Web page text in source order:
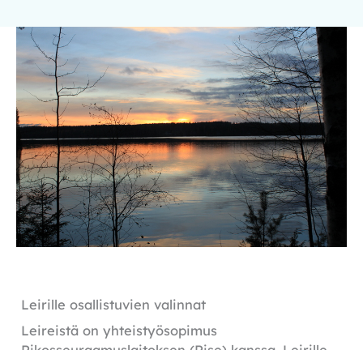
Leirille osallistuvien valinnat
Leireistä on yhteistyösopimus